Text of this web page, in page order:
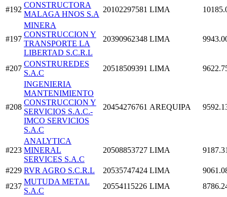
#192
CONSTRUCTORA
MALAGA HNOS S.A
20102297581 LIMA
#197
MINERA
CONSTRUCCION Y
TRANSPORTE LA
LIBERTAD S.C.R.L
20390962348 LIMA
#207
CONSTRUREDES
S.A.C
20518509391 LIMA
#208
INGENIERIA
MANTENIMIENTO
CONSTRUCCION Y
SERVICIOS S.A.C.-
IMCO SERVICIOS
S.A.C
20454276761 AREQUIPA
#223
ANALYTICA
MINERAL
SERVICES S.A.C
20508853727 LIMA
#229 RVR AGRO S.C.R.L 20535747424 LIMA
#237
MUTUDA METAL
S.A.C
20554115226 LIMA